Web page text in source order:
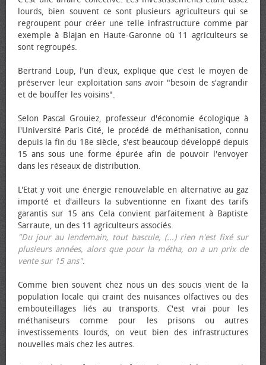
lourds, bien souvent ce sont plusieurs agriculteurs qui se
regroupent pour créer une telle infrastructure comme par
exemple à Blajan en Haute-Garonne où 11 agriculteurs se
sont regroupés.
Bertrand Loup, l'un d'eux, explique que c'est le moyen de
préserver leur exploitation sans avoir "besoin de s'agrandir
et de bouffer les voisins".
Selon Pascal Grouiez, professeur d'économie écologique à
l'Université Paris Cité, le procédé de méthanisation, connu
depuis la fin du 18e siècle, s'est beaucoup développé depuis
15 ans sous une forme épurée afin de pouvoir l'envoyer
dans les réseaux de distribution.
L'Etat y voit une énergie renouvelable en alternative au gaz
importé et d'ailleurs la subventionne en fixant des tarifs
garantis sur 15 ans Cela convient parfaitement à Baptiste
Sarraute, un des 11 agriculteurs associés.
"Du jour au lendemain, tout bascule, (...) rien n'est fixé sur
plusieurs années, alors que pour la métha, on a un prix de
vente sur 15 ans".
Comme bien souvent chez nous un des soucis vient de la
population locale qui craint des nuisances olfactives ou des
embouteillages liés au transports. C'est vrai pour les
méthaniseurs comme pour les prisons ou autres
investissements lourds, on veut bien des infrastructures
nouvelles mais chez les autres.